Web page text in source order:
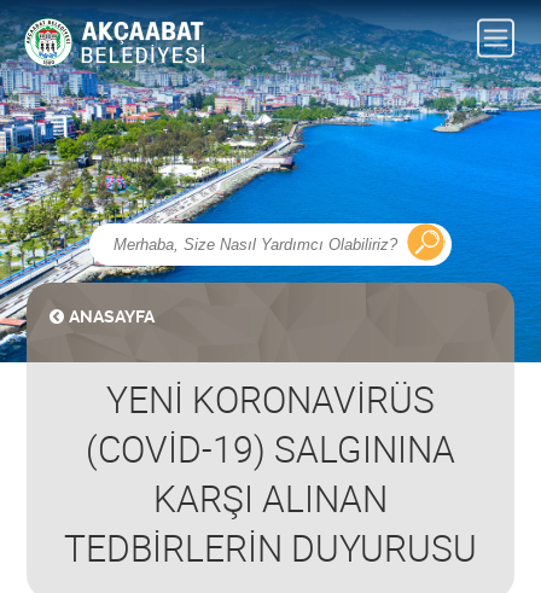
ANASAYFA
YENİ KORONAVİRÜS
(COVİD-19) SALGININA
KARŞI ALINAN
TEDBİRLERİN DUYURUSU